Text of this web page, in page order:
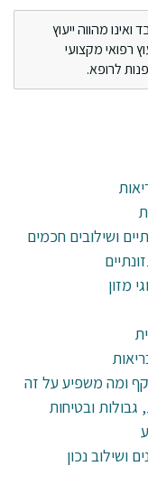
מהווה ייעוץ
רפואי מקצועי
לרופא.
מזון
ומה משפיע על זה
ובטיחות
ושילוב נכון